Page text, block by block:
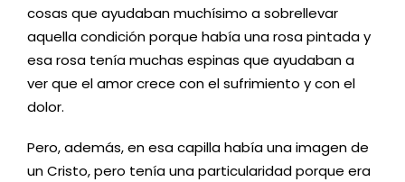
cosas que ayudaban muchísimo a sobrellevar
aquella condición porque había una rosa pintada y
esa rosa tenía muchas espinas que ayudaban a
ver que el amor crece con el sufrimiento y con el
dolor.
Pero, además, en esa capilla había una imagen de
un Cristo, pero tenía una particularidad porque era